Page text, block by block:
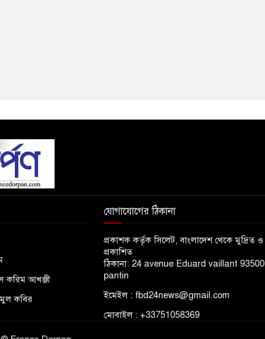
করিম আখঞ্জী
কবির
যোগাযোগের ঠিকানা
প্রকাশক কর্তৃক সিলেট, বাংলাদেশ থেকে মুদ্রিত ও
প্রকাশিত
ঠিকানা: 24 avenue Eduard vaillant 93500
pantin
ইমেইল : fbd24news@gmail.com
মোবাইল : +33751058369